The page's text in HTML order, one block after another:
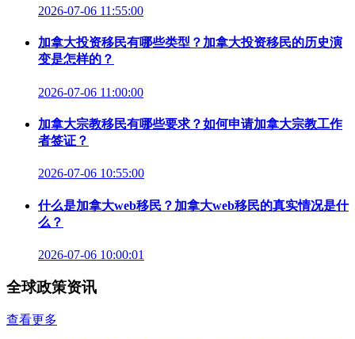
2026-07-06 11:55:00
加拿大投资移民有哪些类型？加拿大投资移民的历史演
变是怎样的？
2026-07-06 11:00:00
加拿大宗教移民有哪些要求？如何申请加拿大宗教工作
者签证？
2026-07-06 10:55:00
什么是加拿大web移民？加拿大web移民的真实情况是什
么？
2026-07-06 10:00:01
全球政策资讯
查看更多